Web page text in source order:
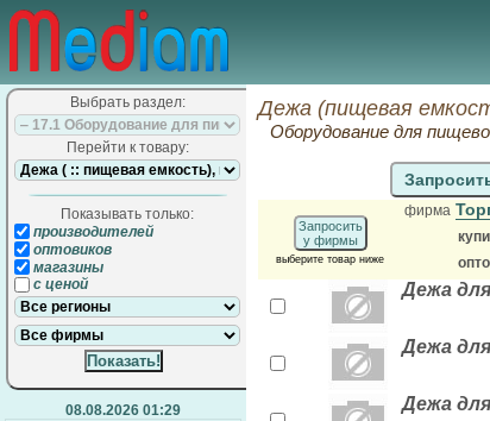
Выбрать раздел:
Перейти к товару:
Показывать только:
производителей
оптовиков
магазины
с ценой
08.08.2026 01:29
Дежа (пищевая
Оборудование для
Запросить
у фирмы
выберите товар ниже
фирма
Дежа
Дежа
Дежа